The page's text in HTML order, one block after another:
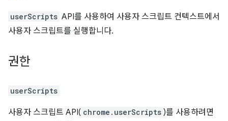
userScripts API를 사용하여 사용자 스크립트 컨텍스트에서
사용자 스크립트를 실행합니다.
권한
userScripts
사용자 스크립트 API( chrome.userScripts )를 사용하려면